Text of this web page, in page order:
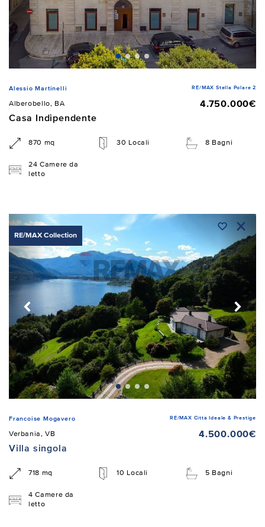
Alessio Martinelli RE/MAX Stella Polare 2
Alberobello, BA
4.750.000€
Casa Indipendente
870 mq 30 Locali 8 Bagni
24 Camere da
letto
RE/MAX Collection
Francoise Mogavero RE/MAX Città Ideale & Prestige
Verbania, VB
4.500.000€
Villa singola
718 mq 10 Locali 5 Bagni
4 Camere da
letto